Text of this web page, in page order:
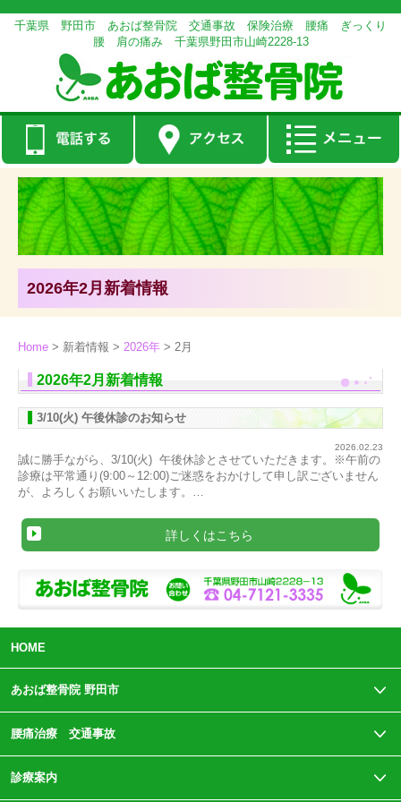
千葉県 野田市 あおば整骨院 交通事故 保険治療 腰痛 ぎっくり
腰 肩の痛み 千葉県野田市山崎2228-13
2026年2月新着情報
Home > 新着情報 > 2026年 > 2月
2026年2月新着情報
3/10(火) 午後休診のお知らせ
2026.02.23
誠に勝手ながら、3/10(火) 午後休診とさせていただきます。※午前の
診療は平常通り(9:00～12:00)ご迷惑をおかけして申し訳ございません
が、よろしくお願いいたします。…
詳しくはこちら
HOME
あおば整骨院 野田市
腰痛治療 交通事故
診療案内